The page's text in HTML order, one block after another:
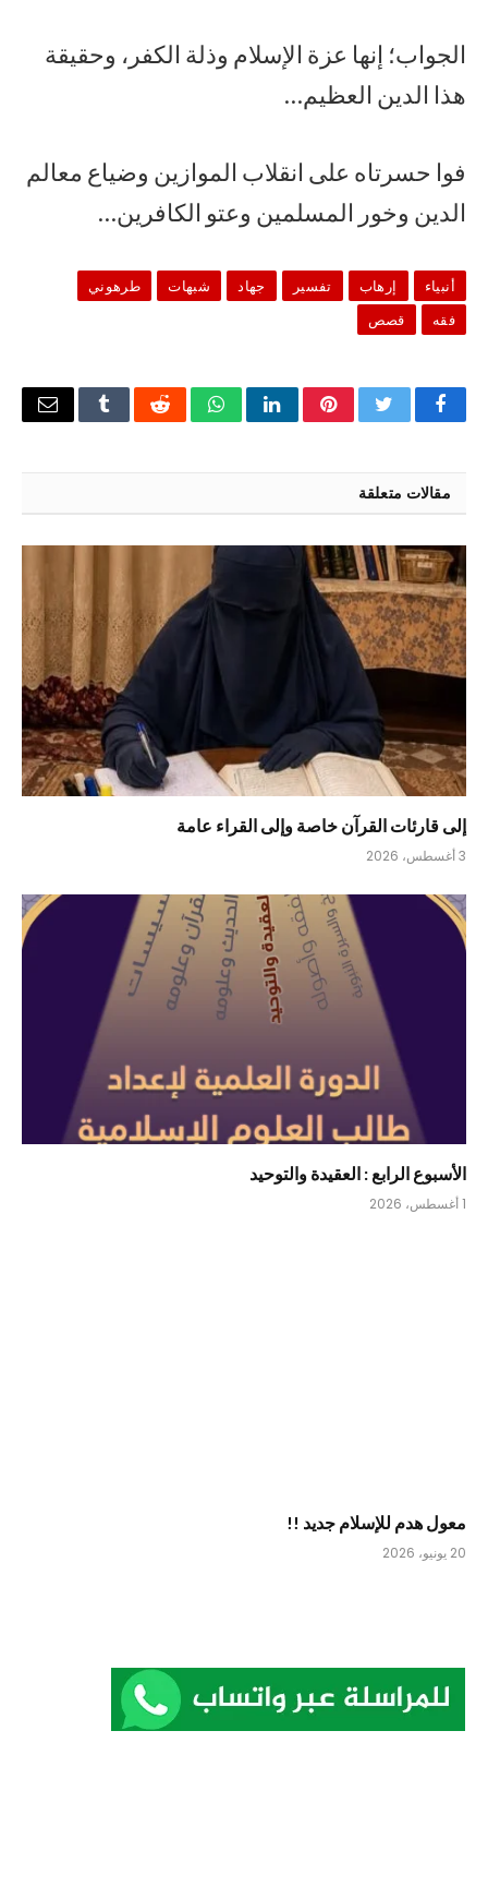
الجواب؛ إنها عزة الإسلام وذلة الكفر، وحقيقة
هذا الدين العظيم…
فوا حسرتاه على انقلاب الموازين وضياع معالم
الدين وخور المسلمين وعتو الكافرين…
أنبياء إرهاب تفسير جهاد شبهات
طرهوني
فقه
قصص
فيسبوكتويتر بينتيريستلينكدإنواتسابرديت Tumblrالبريد
مقالات متعلقة
إلى قارئات القرآن خاصة وإلى القراء عامة
3 أغسطس، 2026
الأسبوع الرابع : العقيدة والتوحيد
1 أغسطس، 2026
معول هدم للإسلام جديد !!
20 يونيو، 2026